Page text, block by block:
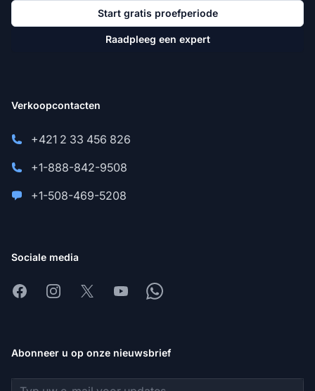
Start gratis proefperiode
Raadpleeg een expert
Verkoopcontacten
+421 2 33 456 826
+1-888-842-9508
+1-508-469-5208
Sociale media
FacebookInstagram
X YoutubeWhatsapp
Abonneer u op onze nieuwsbrief
E-mailadres